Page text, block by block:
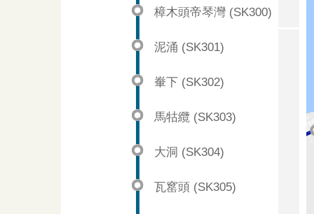
樟木頭帝琴灣 (SK300)
泥涌 (SK301)
輋下 (SK302)
馬牯纜 (SK303)
大洞 (SK304)
瓦窰頭 (SK305)